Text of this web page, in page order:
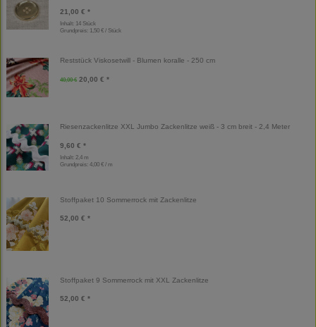
21,00 € *
Inhalt: 14 Stück
Grundpreis: 1,50 € / Stück
Reststück Viskosetwill - Blumen koralle - 250 cm
40,00 € 20,00 € *
Riesenzackenlitze XXL Jumbo Zackenlitze weiß - 3 cm breit - 2,4 Meter
9,60 € *
Inhalt: 2,4 m
Grundpreis: 4,00 € / m
Stoffpaket 10 Sommerrock mit Zackenlitze
52,00 € *
Stoffpaket 9 Sommerrock mit XXL Zackenlitze
52,00 € *